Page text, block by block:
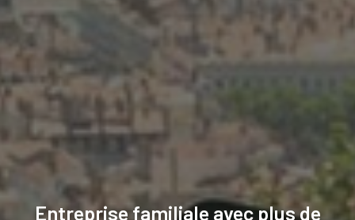
Entreprise familiale avec plus de